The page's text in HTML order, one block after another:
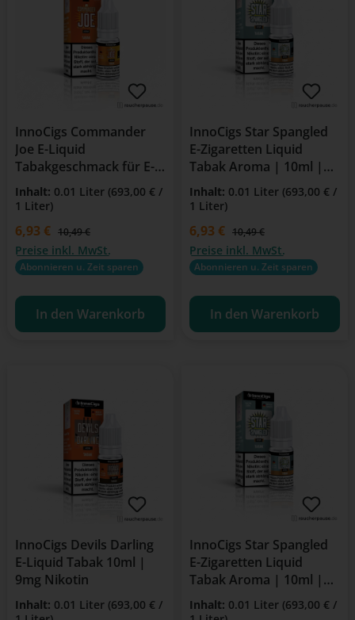
InnoCigs Commander
Joe E-Liquid
Tabakgeschmack für E-
Zigarette | 10ml Flasche
| 6 mg/ml Nikotin
Inhalt: 0.01 Liter (693,00 € /
1 Liter)
Verkaufspreis:
6,93 € Regulärer Preis:
10,49 €
Preise inkl. MwSt.
Abonnieren u. Zeit sparen
In den Warenkorb
InnoCigs Star Spangled
E-Zigaretten Liquid
Tabak Aroma | 10ml |
18mg Nikotin
Inhalt: 0.01 Liter (693,00 € /
1 Liter)
Verkaufspreis:
6,93 € Regulärer Preis:
10,49 €
Preise inkl. MwSt.
Abonnieren u. Zeit sparen
In den Warenkorb
InnoCigs Devils Darling
E-Liquid Tabak 10ml |
9mg Nikotin
Inhalt: 0.01 Liter (693,00 € /
InnoCigs Star Spangled
E-Zigaretten Liquid
Tabak Aroma | 10ml |
6mg Nikotin
Inhalt: 0.01 Liter (693,00 € /